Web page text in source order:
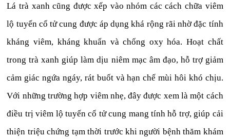
Lá trà xanh cũng được xếp vào nhóm các cách chữa viêm
lộ tuyến cổ tử cung được áp dụng khá rộng rãi nhờ đặc tính
kháng viêm, kháng khuẩn và chống oxy hóa. Hoạt chất
trong trà xanh giúp làm dịu niêm mạc âm đạo, hỗ trợ giảm
cảm giác ngứa ngáy, rát buốt và hạn chế mùi hôi khó chịu.
Với những trường hợp viêm nhẹ, đây được xem là một cách
điều trị viêm lộ tuyến cổ tử cung mang tính hỗ trợ, giúp cải
thiện triệu chứng tạm thời trước khi người bệnh thăm khám